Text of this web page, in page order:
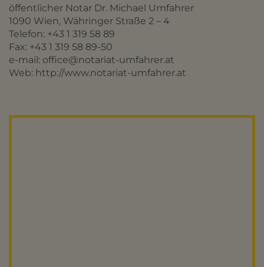
öffentlicher Notar Dr. Michael Umfahrer
1090 Wien, Währinger Straße 2 – 4
Telefon: +43 1 319 58 89
Fax: +43 1 319 58 89-50
e-mail: office@notariat-umfahrer.at
Web: http://www.notariat-umfahrer.at